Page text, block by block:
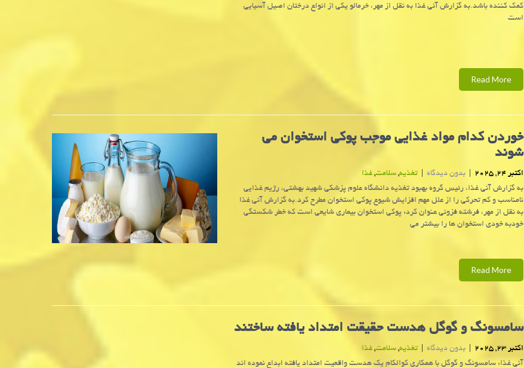
کمک کننده باشد.به گزارش آنی غذا به نقل از مهر، خرمالو یکی از انواع درختان اصیل آسیایی
است
Read More
خوردن کدام مواد غذایی موجب پوکی استخوان می
شوند
اکتبر 24, 2025 بدون دیدگاه تغذیه, سلامت, غذا
به گزارش آنی غذا، رئیس گروه بهبود تغذیه دانشگاه علوم پزشکی شهید بهشتی، رژیم غذایی
نامناسب و کم تحرکی را از علل مهم افزایش شیوع پوکی استخوان مطرح کرد.به گزارش آنی غذا
به نقل از مهر، فرشته فزونی عنوان کرد: پوکی استخوان بیماری شایعی است که خطر شکستگی
خودبه خودی استخوان ها را بیشتر می
Read More
سامسونگ و گوگل هدست حقیقت امتداد یافته ساختند
اکتبر 23, 2025 بدون دیدگاه تغذیه, سلامت, غذا
آنی غذا: سامسونگ و گوگل با همکاری کوالکام یک هدست واقعیت امتداد یافته ابداع نموده اند